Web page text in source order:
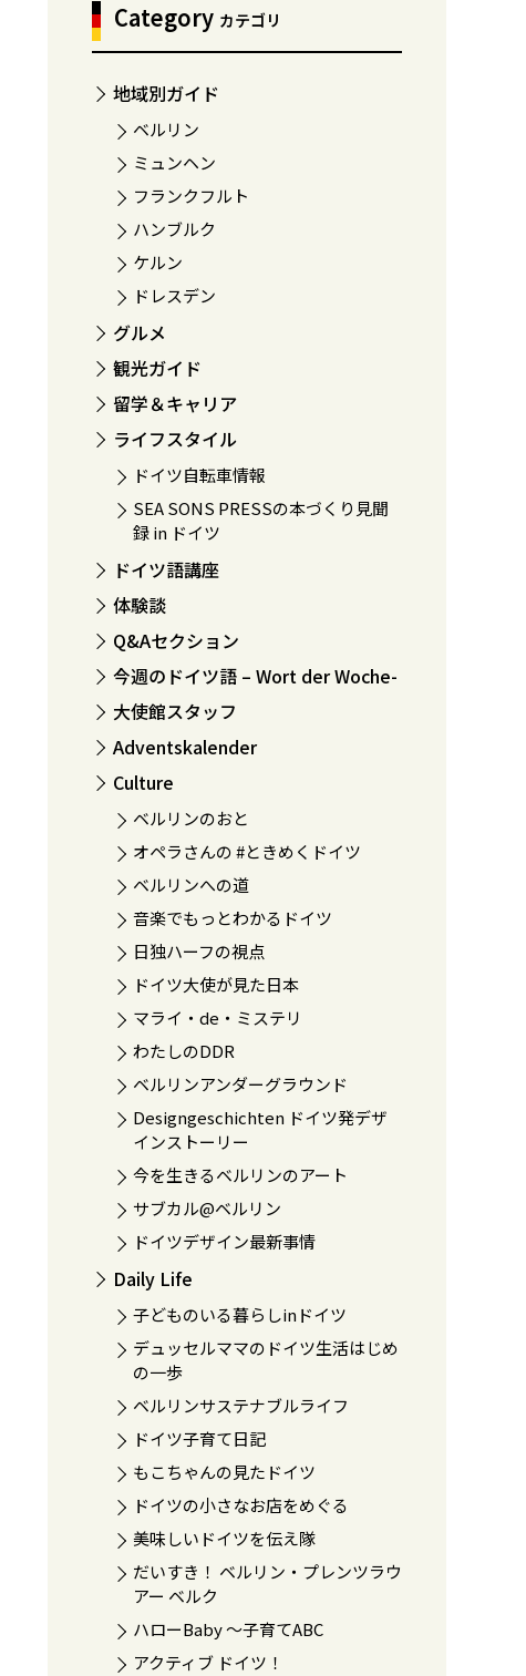
Category カテゴリ
地域別ガイド
ベルリン
ミュンヘン
フランクフルト
ハンブルク
ケルン
ドレスデン
グルメ
観光ガイド
留学＆キャリア
ライフスタイル
ドイツ自転車情報
SEA SONS PRESSの本づくり見聞
録 in ドイツ
ドイツ語講座
体験談
Q&Aセクション
今週のドイツ語 – Wort der Woche-
大使館スタッフ
Adventskalender
Culture
ベルリンのおと
オペラさんの #ときめくドイツ
ベルリンへの道
音楽でもっとわかるドイツ
日独ハーフの視点
ドイツ大使が見た日本
マライ・de・ミステリ
わたしのDDR
ベルリンアンダーグラウンド
Designgeschichten ドイツ発デザ
インストーリー
今を生きるベルリンのアート
サブカル@ベルリン
ドイツデザイン最新事情
Daily Life
子どものいる暮らしinドイツ
デュッセルママのドイツ生活はじめ
の一歩
ベルリンサステナブルライフ
ドイツ子育て日記
もこちゃんの見たドイツ
ドイツの小さなお店をめぐる
美味しいドイツを伝え隊
だいすき！ ベルリン・プレンツラウ
アー ベルク
ハローBaby 〜子育てABC
アクティブ ドイツ！